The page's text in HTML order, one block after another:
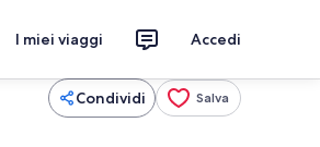
I miei viaggi Accedi
Condividi Salva